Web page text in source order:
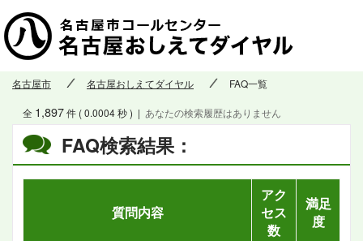
名古屋市 名古屋おしえてダイヤル FAQ一覧
FAQ検索結果：
全 1,897件 ( 0.0004 秒 ) | あなたの検索履歴はありません
質問内容
アク
セス
数
満足
度